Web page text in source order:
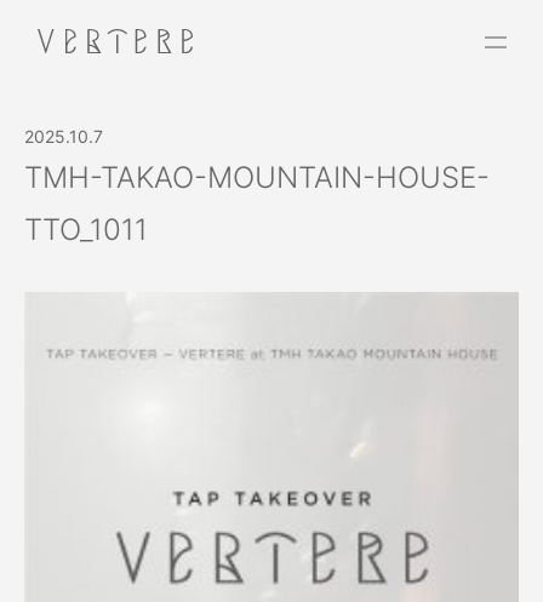
2025.10.7
TMH-TAKAO-MOUNTAIN-HOUSE-
TTO_1011